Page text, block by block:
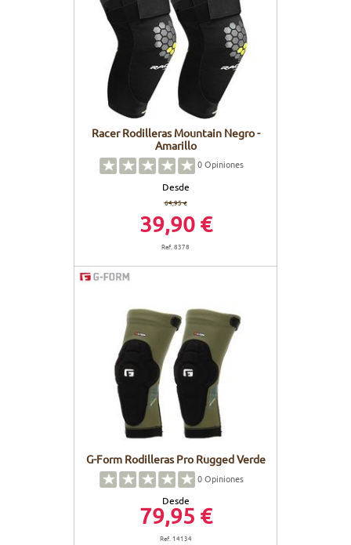
Racer Rodilleras Mountain Negro -
Amarillo
0Opiniones
Desde
64,95 €
39,90 €
Ref. 8378
G-Form Rodilleras Pro Rugged Verde
0Opiniones
Desde
79,95 €
Ref. 14134